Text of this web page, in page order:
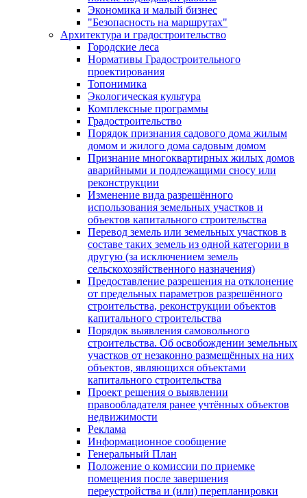
Экономика и малый бизнес
"Безопасность на маршрутах"
Архитектура и градостроительство
Городские леса
Нормативы Градостроительного
проектирования
Топонимика
Экологическая культура
Комплексные программы
Градостроительство
Порядок признания садового дома жилым
домом и жилого дома садовым домом
Признание многоквартирных жилых домов
аварийными и подлежащими сносу или
реконструкции
Изменение вида разрешённого
использования земельных участков и
объектов капитального строительства
Перевод земель или земельных участков в
составе таких земель из одной категории в
другую (за исключением земель
сельскохозяйственного назначения)
Предоставление разрешения на отклонение
от предельных параметров разрешённого
строительства, реконструкции объектов
капитального строительства
Порядок выявления самовольного
строительства. Об освобождении земельных
участков от незаконно размещённых на них
объектов, являющихся объектами
капитального строительства
Проект решения о выявлении
правообладателя ранее учтённых объектов
недвижимости
Реклама
Информационное сообщение
Генеральный План
Положение о комиссии по приемке
помещения после завершения
переустройства и (или) перепланировки